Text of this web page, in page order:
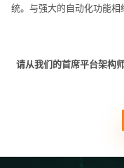
统。与强大的自动化功能
请从我们的首席平台架构